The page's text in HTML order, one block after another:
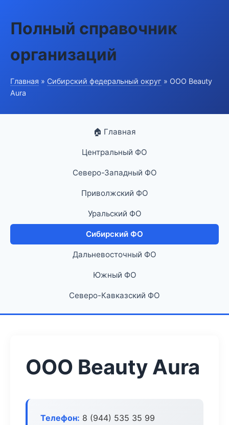
Полный справочник
организаций
Главная » Сибирский федеральный округ » ООО Beauty
Aura
🏠 Главная
Центральный ФО
Северо-Западный ФО
Приволжский ФО
Уральский ФО
Сибирский ФО
Дальневосточный ФО
Южный ФО
Северо-Кавказский ФО
ООО Beauty Aura
Телефон: 8 (944) 535 35 99